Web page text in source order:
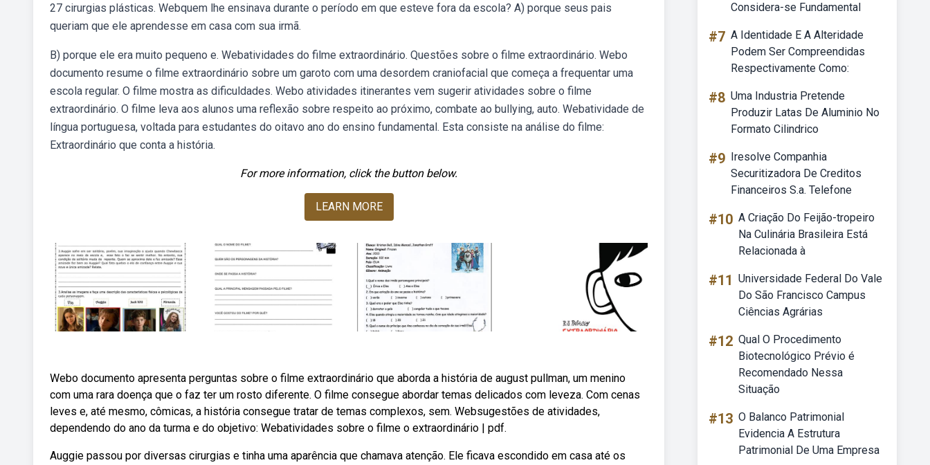
27 cirurgias plásticas. Webquem lhe ensinava durante o período em que esteve fora da escola? A) porque seus pais
queriam que ele aprendesse em casa com sua irmã.
B) porque ele era muito pequeno e. Webatividades do filme extraordinário. Questões sobre o filme extraordinário. Webo
documento resume o filme extraordinário sobre um garoto com uma desordem craniofacial que começa a frequentar uma
escola regular. O filme mostra as dificuldades. Webo atividades itinerantes vem sugerir atividades sobre o filme
extraordinário. O filme leva aos alunos uma reflexão sobre respeito ao próximo, combate ao bullying, auto. Webatividade de
língua portuguesa, voltada para estudantes do oitavo ano do ensino fundamental. Esta consiste na análise do filme:
Extraordinário que conta a história.
For more information, click the button below.
LEARN MORE
Webo documento apresenta perguntas sobre o filme extraordinário que aborda a história de august pullman, um menino
com uma rara doença que o faz ter um rosto diferente. O filme consegue abordar temas delicados com leveza. Com cenas
leves e, até mesmo, cômicas, a história consegue tratar de temas complexos, sem. Websugestões de atividades,
dependendo do ano da turma e do objetivo: Webatividades sobre o filme o extraordinário | pdf.
Auggie passou por diversas cirurgias e tinha uma aparência que chamava atenção. Ele ficava escondido em casa até os
Considera-se Fundamental
#7 A Identidade E A Alteridade
Podem Ser Compreendidas
Respectivamente Como:
#8 Uma Industria Pretende
Produzir Latas De Aluminio No
Formato Cilindrico
#9 Iresolve Companhia
Securitizadora De Creditos
Financeiros S.a. Telefone
#10 A Criação Do Feijão-tropeiro
Na Culinária Brasileira Está
Relacionada à
#11 Universidade Federal Do Vale
Do São Francisco Campus
Ciências Agrárias
#12 Qual O Procedimento
Biotecnológico Prévio é
Recomendado Nessa
Situação
#13 O Balanco Patrimonial
Evidencia A Estrutura
Patrimonial De Uma Empresa